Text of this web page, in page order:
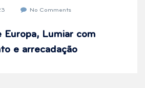
No Comments
Europa, Lumiar com
e arrecadação